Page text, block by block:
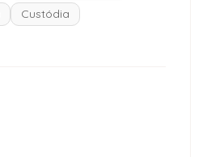
Custódia